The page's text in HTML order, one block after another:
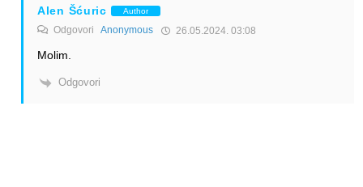
Alen Šćuric Author
Odgovori Anonymous 26.05.2024. 03:08
Molim.
Odgovori